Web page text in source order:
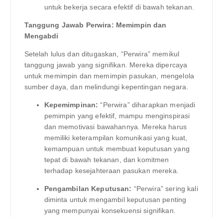
untuk bekerja secara efektif di bawah tekanan.
Tanggung Jawab Perwira: Memimpin dan
Mengabdi
Setelah lulus dan ditugaskan, “Perwira” memikul
tanggung jawab yang signifikan. Mereka dipercaya
untuk memimpin dan memimpin pasukan, mengelola
sumber daya, dan melindungi kepentingan negara.
Kepemimpinan: “Perwira” diharapkan menjadi
pemimpin yang efektif, mampu menginspirasi
dan memotivasi bawahannya. Mereka harus
memiliki keterampilan komunikasi yang kuat,
kemampuan untuk membuat keputusan yang
tepat di bawah tekanan, dan komitmen
terhadap kesejahteraan pasukan mereka.
Pengambilan Keputusan: “Perwira” sering kali
diminta untuk mengambil keputusan penting
yang mempunyai konsekuensi signifikan.